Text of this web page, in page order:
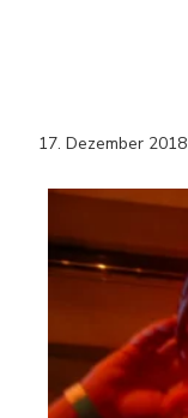
17. Dezember 2018